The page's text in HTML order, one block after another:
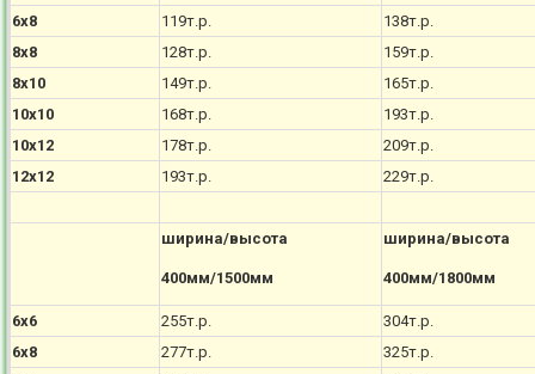
6х8
119т.р.
138т.р.
8х8
128т.р.
159т.р.
8х10
149т.р.
165т.р.
10х10
168т.р.
193т.р.
10х12
178т.р.
209т.р.
12х12
193т.р. 229т.р.
ширина/высота
400мм/1500мм
ширина/высота
400мм/1800мм
6х6 255т.р.
304т.р.
6х8
277т.р.
325т.р.